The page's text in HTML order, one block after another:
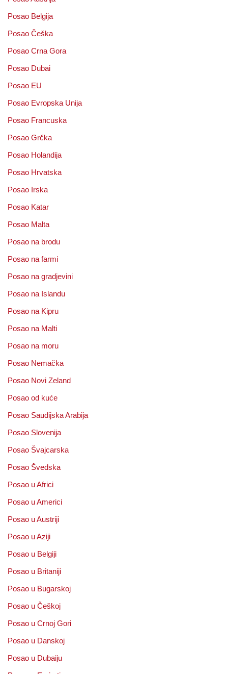
Posao Belgija
Posao Češka
Posao Crna Gora
Posao Dubai
Posao EU
Posao Evropska Unija
Posao Francuska
Posao Grčka
Posao Holandija
Posao Hrvatska
Posao Irska
Posao Katar
Posao Malta
Posao na brodu
Posao na farmi
Posao na gradjevini
Posao na Islandu
Posao na Kipru
Posao na Malti
Posao na moru
Posao Nemačka
Posao Novi Zeland
Posao od kuće
Posao Saudijska Arabija
Posao Slovenija
Posao Švajcarska
Posao Švedska
Posao u Africi
Posao u Americi
Posao u Austriji
Posao u Aziji
Posao u Belgiji
Posao u Britaniji
Posao u Bugarskoj
Posao u Češkoj
Posao u Crnoj Gori
Posao u Danskoj
Posao u Dubaiju